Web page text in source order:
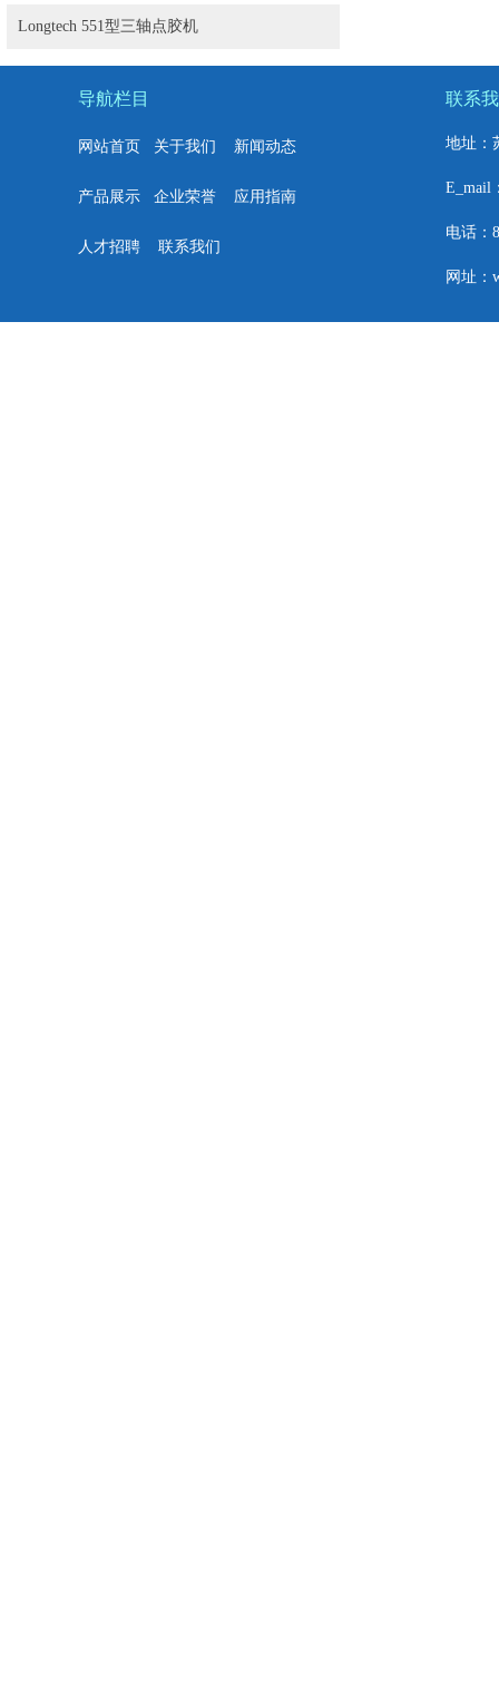
Longtech 551型三轴点胶机
导航栏目
网站首页 关于我们 新闻动态
产品展示 企业荣誉 应用指南
人才招聘 联系我们
联系
地址：
E_mail
电话：
网址：